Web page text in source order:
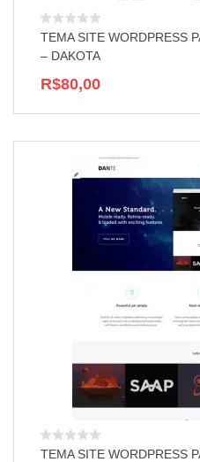
TEMA SITE WORDPRESS
– DAKOTA
R$80,00
TEMA SITE WORDPRESS